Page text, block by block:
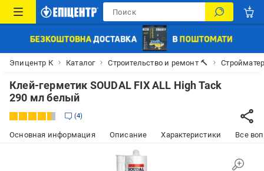
Эпицентр К Каталог Строительство и ремонт 🔨
Клей-герметик SOUDAL FIX ALL High Tack
290 мл белый
4
Основная информация Описание Характеристики Все